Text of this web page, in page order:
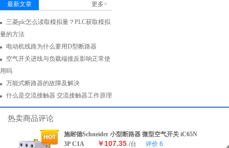
最新文章 更多>
三菱plc怎么读取模拟量？PLC获取模拟
量的方法
电动机线路为什么要用D型断路器
空气开关进线与负载端接反影响正常使
用吗
万能式断路器的故障及解决
什么是交流接触器 交流接触器工作原理
热卖商品评论
施耐德Schneider 小型断路器 微型空气开关 iC65N
3P C1A
￥107.35 /台 评价 6